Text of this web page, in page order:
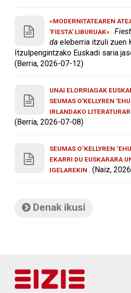
«MODERNITATEAREN
'FIESTA' LIBURUAK».
da eleberria itzuli zuen
Itzulpengintzako Euskadi saria
(Berria, 2026-07-12)
UNAI ELORRIAGAK
SEUMAS O'KELLYREN
IRLANDAKO
(Berria, 2026-07-08)
SEUMAS O’KELLYREN
EKARRI DU EUSKARARA
IGELAREKIN . (Naiz,
Denak ikusi